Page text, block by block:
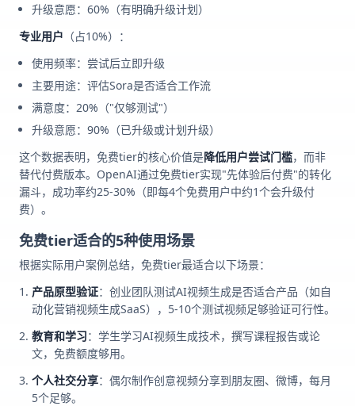
升级意愿：60%（有明确升级计划）
专业用户 （占10%）：
使用频率：尝试后立即升级
主要用途：评估Sora是否适合工作流
满意度：20%（"仅够测试"）
升级意愿：90%（已升级或计划升级）
这个数据表明，免费tier的核心价值是降低用户尝试门槛，而非
替代付费版本。OpenAI通过免费tier实现"先体验后付费"的转化
漏斗，成功率约25-30%（即每4个免费用户中约1个会升级付
费）。
免费tier适合的5种使用场景
根据实际用户案例总结，免费tier最适合以下场景：
产品原型验证：创业团队测试AI视频生成是否适合产品（如自
动化营销视频生成SaaS），5-10个测试视频足够验证可行性。
教育和学习：学生学习AI视频生成技术，撰写课程报告或论
文，免费额度够用。
个人社交分享：偶尔制作创意视频分享到朋友圈、微博，每月
5个足够。